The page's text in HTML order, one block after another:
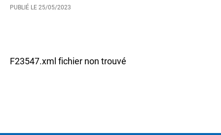
PUBLIÉ LE 25/05/2023
F23547.xml fichier non trouvé